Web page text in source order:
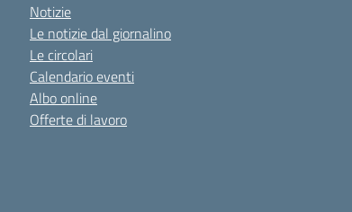
Notizie
Le notizie dal giornalino
Le circolari
Calendario eventi
Albo online
Offerte di lavoro